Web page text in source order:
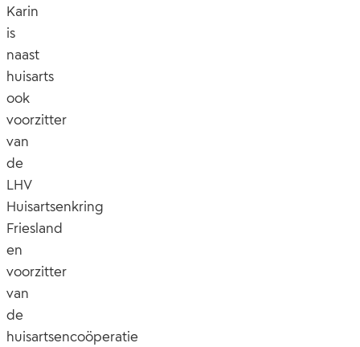
Karin
is
naast
huisarts
ook
voorzitter
van
de
LHV
Huisartsenkring
Friesland
en
voorzitter
van
de
huisartsencoöperatie